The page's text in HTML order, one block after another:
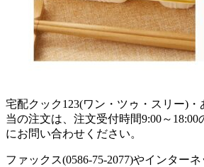
宅配クック123(ワン・ツゥ・スリー)
当の注文は、注文受付時間9:00～18:00
にお問い合わせください。
ファックス(0586-75-2077)やインター